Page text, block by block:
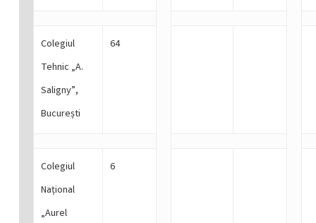
Colegiul
Tehnic „A.
Saligny”,
București
64
Colegiul
Național
„Aurel
6